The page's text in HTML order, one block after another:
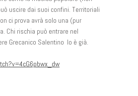
uscire dai suoi confini. Territoriali
ci prova avrà solo una (pur
Chi rischia può entrare nel
Grecanico Salentino lo è già.